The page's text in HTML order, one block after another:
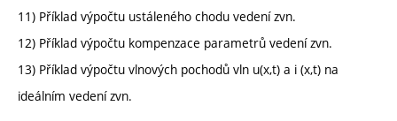
11) Příklad výpočtu ustáleného chodu vedení zvn.
12) Příklad výpočtu kompenzace parametrů vedení zvn.
13) Příklad výpočtu vlnových pochodů vln u(x,t) a i (x,t) na
ideálním vedení zvn.